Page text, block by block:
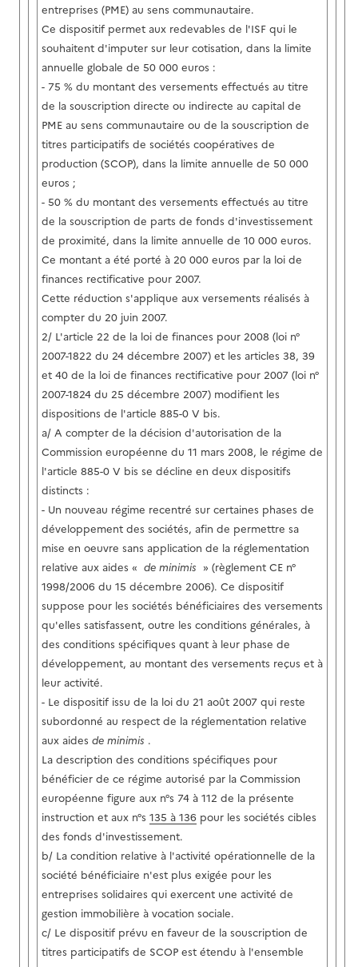
entreprises (PME) au sens communautaire.
Ce dispositif permet aux redevables de l'ISF qui le
souhaitent d'imputer sur leur cotisation, dans la limite
annuelle globale de 50 000 euros :
- 75 % du montant des versements effectués au titre
de la souscription directe ou indirecte au capital de
PME au sens communautaire ou de la souscription de
titres participatifs de sociétés coopératives de
production (SCOP), dans la limite annuelle de 50 000
euros ;
- 50 % du montant des versements effectués au titre
de la souscription de parts de fonds d'investissement
de proximité, dans la limite annuelle de 10 000 euros.
Ce montant a été porté à 20 000 euros par la loi de
finances rectificative pour 2007.
Cette réduction s'applique aux versements réalisés à
compter du 20 juin 2007.
2/ L'article 22 de la loi de finances pour 2008 (loi n°
2007-1822 du 24 décembre 2007) et les articles 38, 39
et 40 de la loi de finances rectificative pour 2007 (loi n°
2007-1824 du 25 décembre 2007) modifient les
dispositions de l'article 885-0 V bis.
a/ A compter de la décision d'autorisation de la
Commission européenne du 11 mars 2008, le régime de
l'article 885-0 V bis se décline en deux dispositifs
distincts :
- Un nouveau régime recentré sur certaines phases de
développement des sociétés, afin de permettre sa
mise en oeuvre sans application de la réglementation
relative aux aides « de minimis » (règlement CE n°
1998/2006 du 15 décembre 2006). Ce dispositif
suppose pour les sociétés bénéficiaires des versements
qu'elles satisfassent, outre les conditions générales, à
des conditions spécifiques quant à leur phase de
développement, au montant des versements reçus et à
leur activité.
- Le dispositif issu de la loi du 21 août 2007 qui reste
subordonné au respect de la réglementation relative
aux aides de minimis .
La description des conditions spécifiques pour
bénéficier de ce régime autorisé par la Commission
européenne figure aux n°s 74 à 112 de la présente
instruction et aux n°s 135 à 136 pour les sociétés cibles
des fonds d'investissement.
b/ La condition relative à l'activité opérationnelle de la
société bénéficiaire n'est plus exigée pour les
entreprises solidaires qui exercent une activité de
gestion immobilière à vocation sociale.
c/ Le dispositif prévu en faveur de la souscription de
titres participatifs de SCOP est étendu à l'ensemble